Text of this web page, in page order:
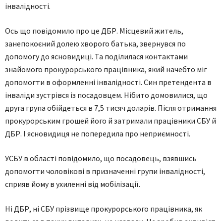
інвалідності.
Ось що повідомило про це ДБР. Місцевий житель,
занепокоєний долею хворого батька, звернувся по
допомогу до ясновидиці. Та поділилася контактами
знайомого прокурорського працівника, який начебто міг
допомогти в оформленні інвалідності. Син претендента в
інваліди зустрівся із посадовцем. Нібито домовилися, що
друга група обійдеться в 7,5 тисяч доларів. Після отримання
прокурорським грошей його й затримали працівники СБУ й
ДБР. І ясновидиця не попередила про неприємності.
УСБУ в області повідомило, що посадовець, взявшись
допомогти чоловікові в призначенні групи інвалідності,
сприяв йому в ухиленні від мобілізації.
Ні ДБР, ні СБУ прізвище прокурорського працівника, як